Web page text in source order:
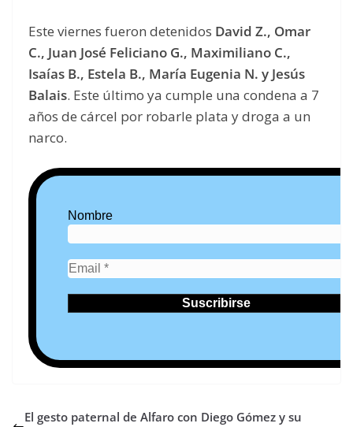
Este viernes fueron detenidos David Z., Omar
C., Juan José Feliciano G., Maximiliano C.,
Isaías B., Estela B., María Eugenia N. y Jesús
Balais. Este último ya cumple una condena a 7
años de cárcel por robarle plata y droga a un
narco.
Nombre
El gesto paternal de Alfaro con Diego Gómez y su